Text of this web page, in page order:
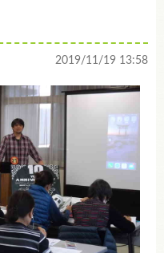
2019/11/19 13:58